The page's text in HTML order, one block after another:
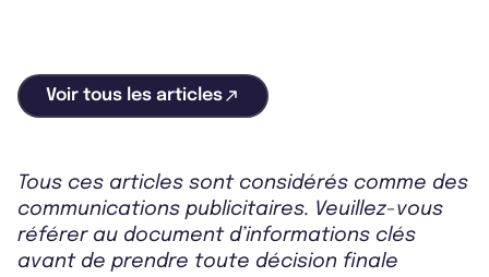
Voir tous les articles
Tous ces articles sont considérés comme des
communications publicitaires. Veuillez-vous
référer au document d’informations clés
avant de prendre toute décision finale